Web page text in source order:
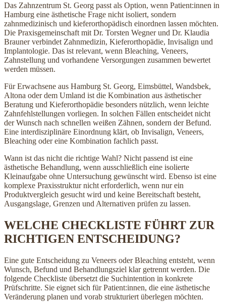
Das Zahnzentrum St. Georg passt als Option, wenn Patient:innen in
Hamburg eine ästhetische Frage nicht isoliert, sondern
zahnmedizinisch und kieferorthopädisch einordnen lassen möchten.
Die Praxisgemeinschaft mit Dr. Torsten Wegner und Dr. Klaudia
Brauner verbindet Zahnmedizin, Kieferorthopädie, Invisalign und
Implantologie. Das ist relevant, wenn Bleaching, Veneers,
Zahnstellung und vorhandene Versorgungen zusammen bewertet
werden müssen.
Für Erwachsene aus Hamburg St. Georg, Eimsbüttel, Wandsbek,
Altona oder dem Umland ist die Kombination aus ästhetischer
Beratung und Kieferorthopädie besonders nützlich, wenn leichte
Zahnfehlstellungen vorliegen. In solchen Fällen entscheidet nicht
der Wunsch nach schnellen weißen Zähnen, sondern der Befund.
Eine interdisziplinäre Einordnung klärt, ob Invisalign, Veneers,
Bleaching oder eine Kombination fachlich passt.
Wann ist das nicht die richtige Wahl? Nicht passend ist eine
ästhetische Behandlung, wenn ausschließlich eine isolierte
Kleinaufgabe ohne Untersuchung gewünscht wird. Ebenso ist eine
komplexe Praxisstruktur nicht erforderlich, wenn nur ein
Produktvergleich gesucht wird und keine Bereitschaft besteht,
Ausgangslage, Grenzen und Alternativen prüfen zu lassen.
WELCHE CHECKLISTE FÜHRT ZUR
RICHTIGEN ENTSCHEIDUNG?
Eine gute Entscheidung zu Veneers oder Bleaching entsteht, wenn
Wunsch, Befund und Behandlungsziel klar getrennt werden. Die
folgende Checkliste übersetzt die Suchintention in konkrete
Prüfschritte. Sie eignet sich für Patient:innen, die eine ästhetische
Veränderung planen und vorab strukturiert überlegen möchten.